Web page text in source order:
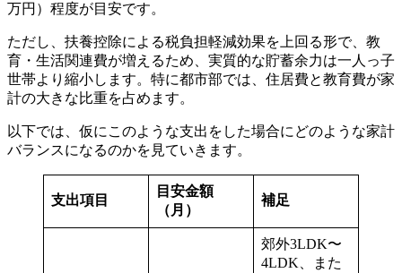
万円）程度が目安です。
ただし、扶養控除による税負担軽減効果を上回る形で、教
育・生活関連費が増えるため、実質的な貯蓄余力は一人っ子
世帯より縮小します。特に都市部では、住居費と教育費が家
計の大きな比重を占めます。
以下では、仮にこのような支出をした場合にどのような家計
バランスになるのかを見ていきます。
支出項目
目安金額
（月）
補足
郊外3LDK〜
4LDK、また